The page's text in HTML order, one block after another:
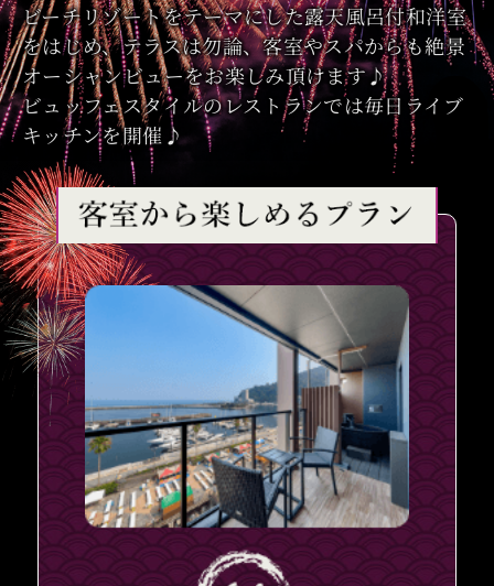
ビーチリゾートをテーマにした露天風呂付和洋室
をはじめ、テラスは勿論、客室やスパからも絶景
オーシャンビューをお楽しみ頂けます♪
ビュッフェスタイルのレストランでは毎日ライブ
キッチンを開催♪